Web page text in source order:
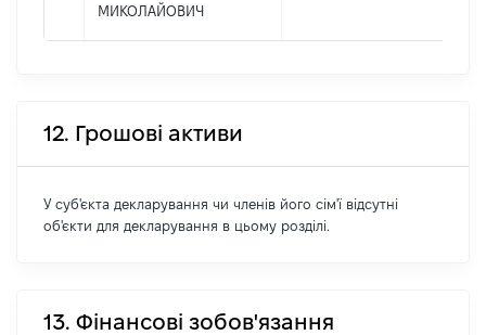
МИКОЛАЙОВИЧ
12. Грошові активи
У суб'єкта декларування чи членів його сім'ї відсутні
об'єкти для декларування в цьому розділі.
13. Фінансові зобов'язання